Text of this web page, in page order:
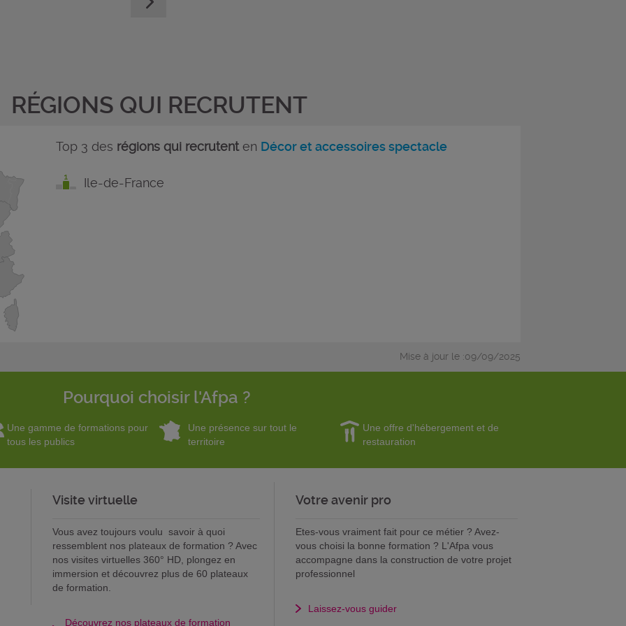
RÉGIONS QUI RECRUTENT
Top 3 des régions qui recrutenten Décor et accessoires spectacle
Ile-de-France
Mise à jour le :09/09/2025
Pourquoi choisir l'Afpa ?
Une gamme de formations pour
tous les publics
Une présence sur tout le
territoire
Une offre d'hébergement et de
restauration
Visite virtuelle
Vous avez toujours voulu savoir à quoi
ressemblent nos plateaux de formation ? Avec
nos visites virtuelles 360° HD, plongez en
immersion et découvrez plus de 60 plateaux
de formation.
Découvrez nos plateaux de formation
Votre avenir pro
Etes-vous vraiment fait pour ce métier ? Avez-
vous choisi la bonne formation ? L'Afpa vous
accompagne dans la construction de votre projet
professionnel
Laissez-vous guider